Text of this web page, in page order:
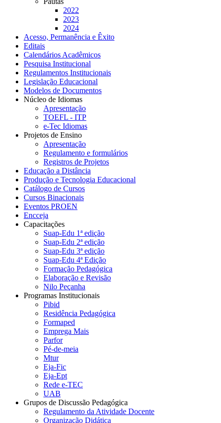
2022
2023
2024
Acesso, Permanência e Êxito
Editais
Calendários Acadêmicos
Pesquisa Institucional
Regulamentos Institucionais
Legislação Educacional
Modelos de Documentos
Núcleo de Idiomas
Apresentação
TOEFL - ITP
e-Tec Idiomas
Projetos de Ensino
Apresentação
Regulamento e formulários
Registros de Projetos
Educação a Distância
Produção e Tecnologia Educacional
Catálogo de Cursos
Cursos Binacionais
Eventos PROEN
Encceja
Capacitações
Suap-Edu 1ª edição
Suap-Edu 2ª edição
Suap-Edu 3ª edição
Suap-Edu 4ª Edição
Formação Pedagógica
Elaboração e Revisão
Nilo Peçanha
Programas Institucionais
Pibid
Residência Pedagógica
Formaped
Emprega Mais
Parfor
Pé-de-meia
Mtur
Eja-Fic
Eja-Ept
Rede e-TEC
UAB
Grupos de Discussão Pedagógica
Regulamento da Atividade Docente
Organização Didática